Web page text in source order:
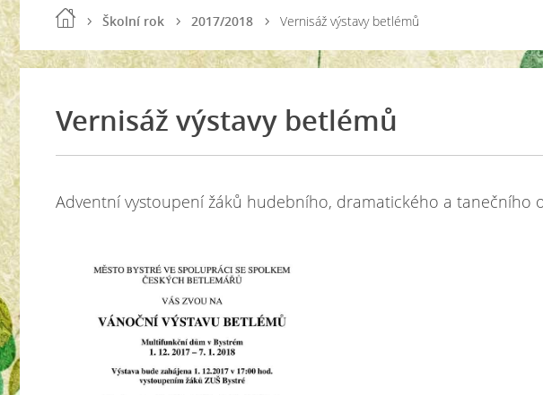
Školní rok 2017/2018 Vernisáž výstavy betlémů
Vernisáž výstavy betlémů
Adventní vystoupení žáků hudebního, dramatického a tanečního